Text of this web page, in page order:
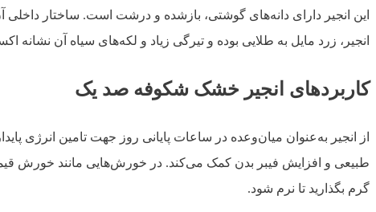
این انجیر دارای دانه‌های گوشتی، باز‌شده و درشت است. ساختار
انجیر، زرد مایل به طلایی بوده و تیرگی زیاد و لکه‌های سیاه آن
کاربردهای انجیر خشک شکوفه صد یک
طبیعی و افزایش فیبر بدن کمک می‌کند. در خورش‌هایی مانند خورش
گرم بگذارید تا نرم شود.